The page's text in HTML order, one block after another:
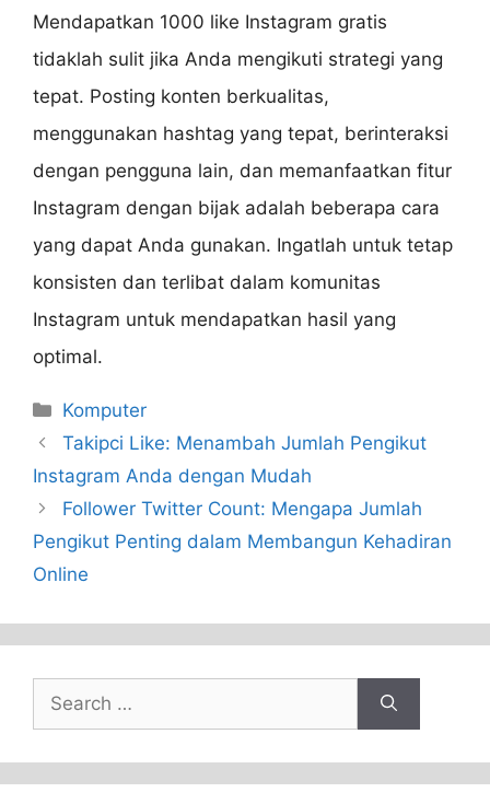
Mendapatkan 1000 like Instagram gratis
tidaklah sulit jika Anda mengikuti strategi yang
tepat. Posting konten berkualitas,
menggunakan hashtag yang tepat, berinteraksi
dengan pengguna lain, dan memanfaatkan fitur
Instagram dengan bijak adalah beberapa cara
yang dapat Anda gunakan. Ingatlah untuk tetap
konsisten dan terlibat dalam komunitas
Instagram untuk mendapatkan hasil yang
optimal.
Categories
Komputer
Takipci Like: Menambah Jumlah Pengikut
Instagram Anda dengan Mudah
Follower Twitter Count: Mengapa Jumlah
Pengikut Penting dalam Membangun Kehadiran
Online
Search
for: